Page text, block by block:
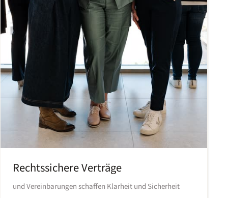
Rechtssichere Verträge
und Vereinbarungen schaffen Klarheit und Sicherheit